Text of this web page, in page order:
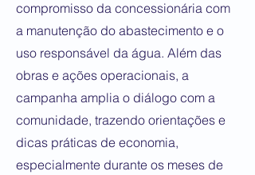
compromisso da concessionária com
a manutenção do abastecimento e o
uso responsável da água. Além das
obras e ações operacionais, a
campanha amplia o diálogo com a
comunidade, trazendo orientações e
dicas práticas de economia,
especialmente durante os meses de